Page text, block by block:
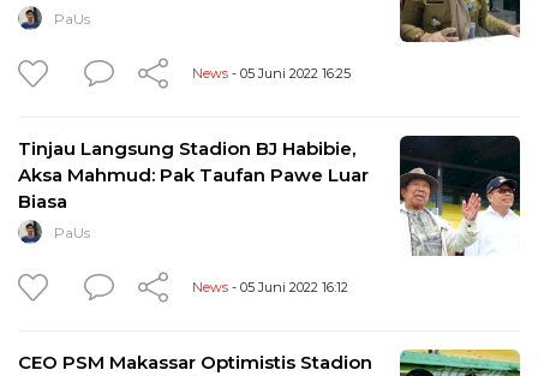
PaUs
News - 05 Juni 2022 16:25
Tinjau Langsung Stadion BJ Habibie,
Aksa Mahmud: Pak Taufan Pawe Luar
Biasa
PaUs
News - 05 Juni 2022 16:12
CEO PSM Makassar Optimistis Stadion